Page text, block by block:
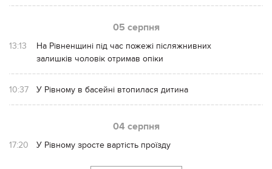
05 серпня
13:13
На Рівненщині під час пожежі післяжнивних
залишків чоловік отримав опіки
10:37 У Рівному в басейні втопилася дитина
04 серпня
17:20 У Рівному зросте вартість проїзду